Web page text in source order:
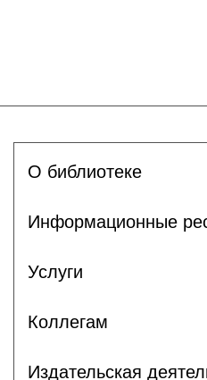
О библиотеке
Информационные
Услуги
Коллегам
Издательская